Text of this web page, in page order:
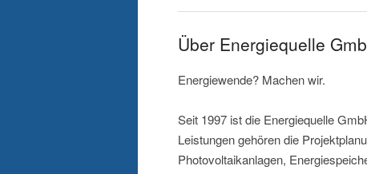
Über Energiequelle
Energiewende? Machen wir.
Seit 1997 ist die Energiequelle
Leistungen gehören die
Photovoltaikanlagen,